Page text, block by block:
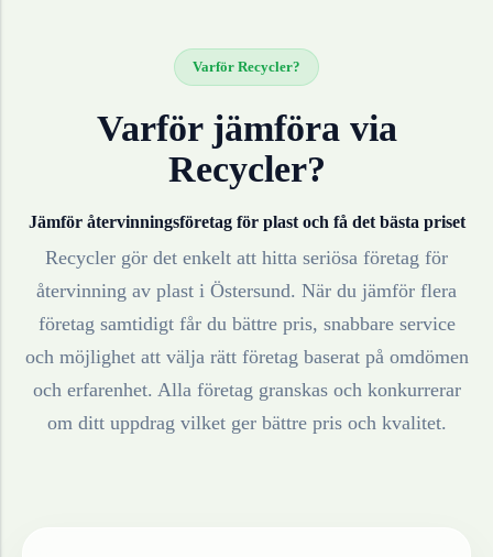
Varför Recycler?
Varför jämföra via
Recycler?
Jämför återvinningsföretag för plastoch få det bästa priset
Recycler gör det enkelt att hitta seriösa företag för
återvinning av plast i Östersund. När du jämför flera
företag samtidigt får du bättre pris, snabbare service
och möjlighet att välja rätt företag baserat på omdömen
och erfarenhet. Alla företag granskas och konkurrerar
om ditt uppdrag vilket ger bättre pris och kvalitet.